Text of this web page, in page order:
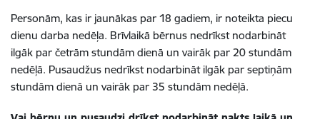
Personām, kas ir jaunākas par 18 gadiem, ir noteikta piecu
dienu darba nedēļa. Brīvlaikā bērnus nedrīkst nodarbināt
ilgāk par četrām stundām dienā un vairāk par 20 stundām
nedēļā. Pusaudžus nedrīkst nodarbināt ilgāk par septiņām
stundām dienā un vairāk par 35 stundām nedēļā.